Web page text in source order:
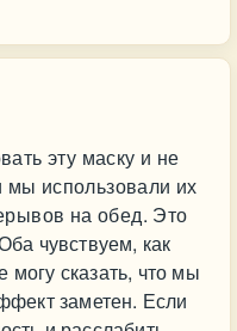
эту маску и не
мы использовали их
на обед. Это
чувствуем, как
сказать, что мы
заметен. Если